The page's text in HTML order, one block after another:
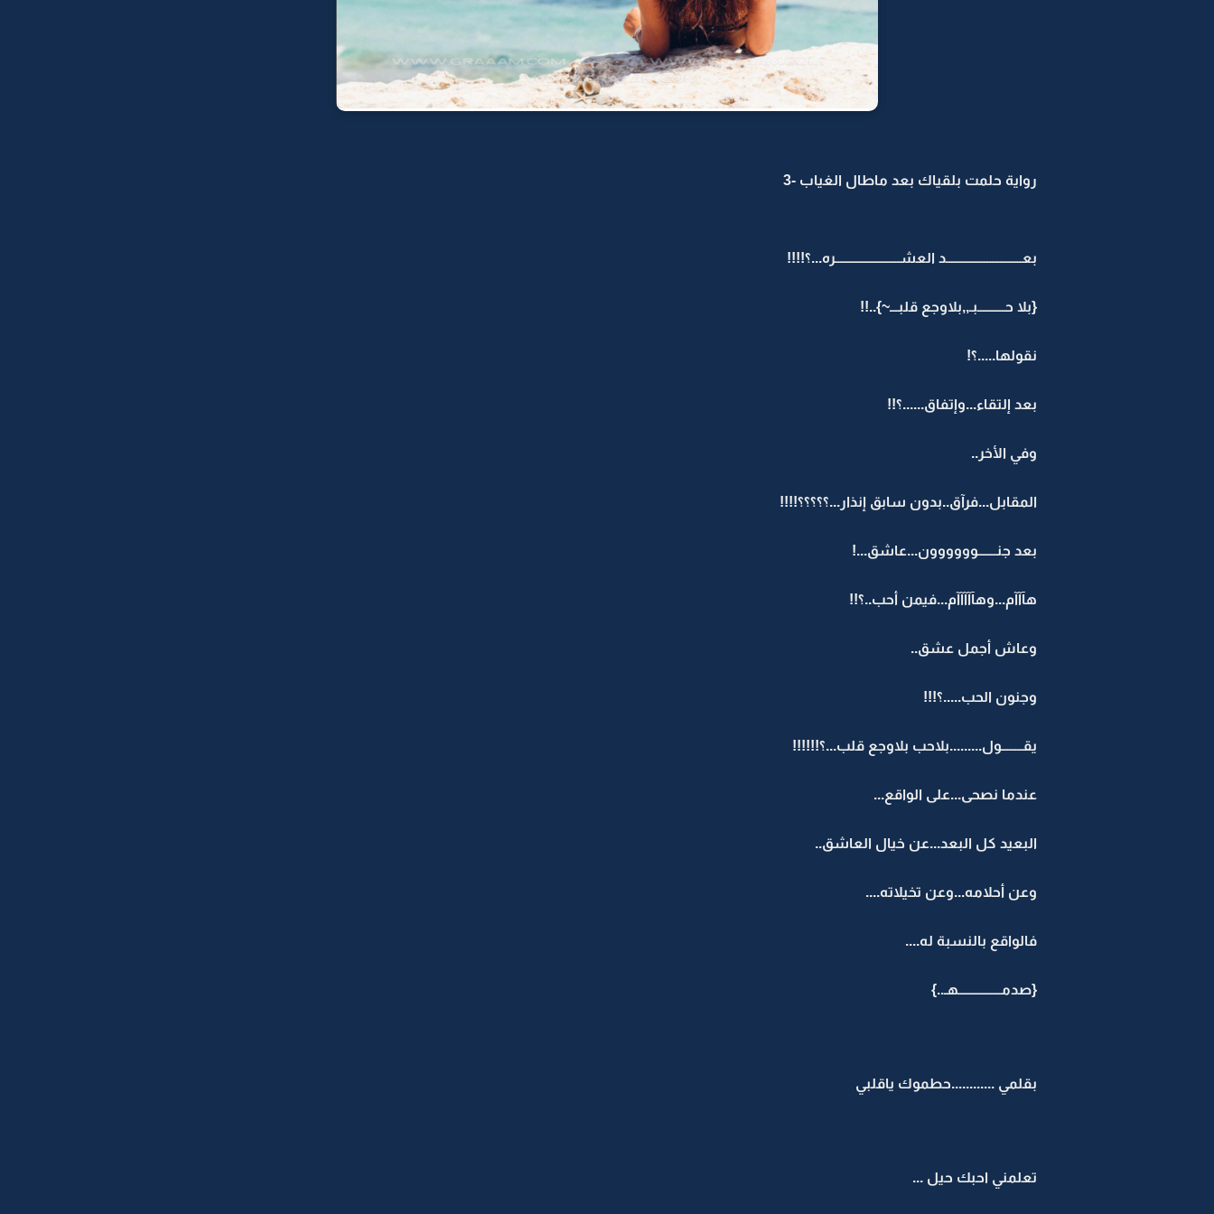
رواية حلمت بلقياك بعد ماطال الغياب -3
بعــــــــــــــــــــــــــــد العشــــــــــــــــــــــــره...؟!!!!
{بلا حــــــــــبـ,,بلاوجع قلبـــ~}..!!
نقولها.....؟!
بعد إلتقاء...وإتفاق......؟!!
وفي الأخر..
المقابل...فرآق..بدون سابق إنذار...؟؟؟؟؟!!!!
بعد جنـــــــوووووون...عاشق...!
هآآآم...وهآآآآآم...فيمن أحب..؟!!
وعاش أجمل عشق..
وجنون الحب.....؟!!!
يقــــــــول.........بلاحب بلاوجع قلب...؟!!!!!!
عندما نصحى...على الواقع...
البعيد كل البعد...عن خيال العاشق..
وعن أحلامه...وعن تخيلاته....
فالواقع بالنسبة له....
{صدمــــــــــــــــهـ..}
بقلمي ............حطموك ياقلبي
تعلمني احبك حيل ...